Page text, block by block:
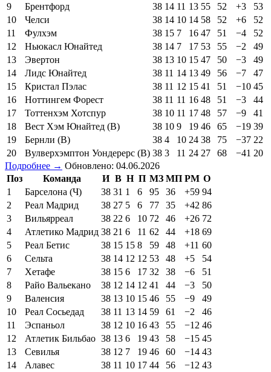
9
Брентфорд 38 14 11 13 55 52 +3
53
10
Челси 38 14 10 14 58 52 +6
52
11
Фулхэм 38 15 7 16 47 51 −4
52
12
Ньюкасл Юнайтед 38 14 7 17 53 55 −2
49
13
Эвертон 38 13 10 15 47 50 −3
49
14
Лидс Юнайтед 38 11 14 13 49 56 −7
47
15
Кристал Пэлас 38 11 12 15 41 51 −10 45
16
Ноттингем Форест 38 11 11 16 48 51 −3
44
17
Тоттенхэм Хотспур 38 10 11 17 48 57 −9
41
18
Вест Хэм Юнайтед (В) 38 10 9 19 46 65 −19 39
19
Бернли (В) 38 4 10 24 38 75 −37 22
20
Вулверхэмптон Уондерерс (В) 38 3 11 24 27 68 −41 20
Подробнее → Обновлено: 04.06.2026
Поз
Команда И В Н П МЗ МП РМ О
1
Барселона (Ч) 38 31 1 6 95 36 +59 94
2
Реал Мадрид 38 27 5 6 77 35 +42 86
3
Вильярреал 38 22 6 10 72 46 +26 72
4
Атлетико Мадрид 38 21 6 11 62 44 +18 69
5
Реал Бетис 38 15 15 8 59 48 +11 60
6
Сельта 38 14 12 12 53 48 +5
54
7
Хетафе 38 15 6 17 32 38 −6
51
8
Райо Вальекано 38 12 14 12 41 44 −3
50
9
Валенсия 38 13 10 15 46 55 −9
49
10
Реал Сосьедад 38 11 13 14 59 61 −2
46
11
Эспаньол 38 12 10 16 43 55 −12 46
12
Атлетик Бильбао 38 13 6 19 43 58 −15 45
13
Севилья 38 12 7 19 46 60 −14 43
14
Алавес 38 11 10 17 44 56 −12 43